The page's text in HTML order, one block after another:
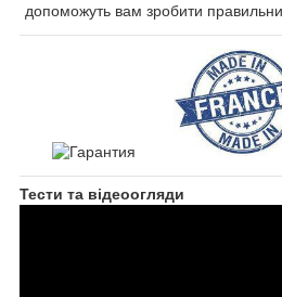
допоможуть вам зробити
Тести та відеоогляди